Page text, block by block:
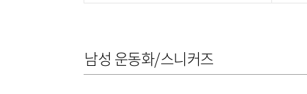
남성 운동화/스니커즈